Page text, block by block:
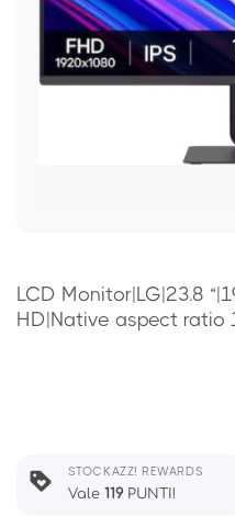
LCD Monitor|LG|23.8
HD|Native aspect ratio
STOCKAZZ! REWARDS
Vale 119 PUNTI!